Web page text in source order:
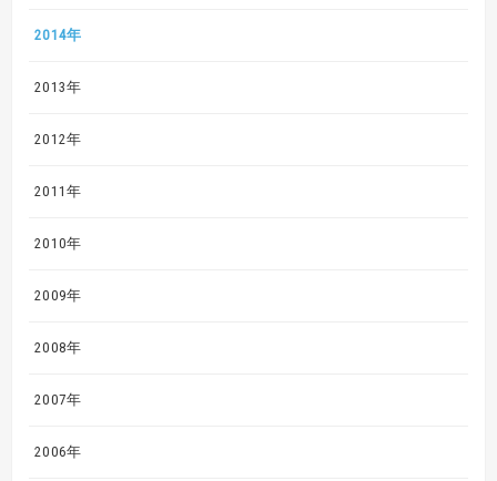
2014年
2013年
2012年
2011年
2010年
2009年
2008年
2007年
2006年